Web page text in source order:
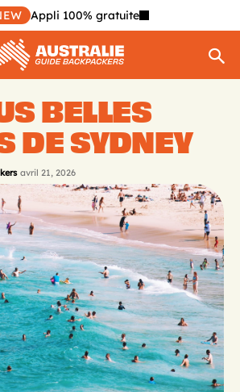
Appli 100% gratuite
BELLES
DE SYDNEY
avril 21, 2026